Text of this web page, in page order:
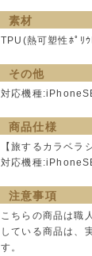
素材
TPU(熱可塑性ﾎﾟﾘ
その他
対応機種
商品仕様
【旅するカラベ
対応機種
注意事項
こちらの商品は職
している商品は、
す。